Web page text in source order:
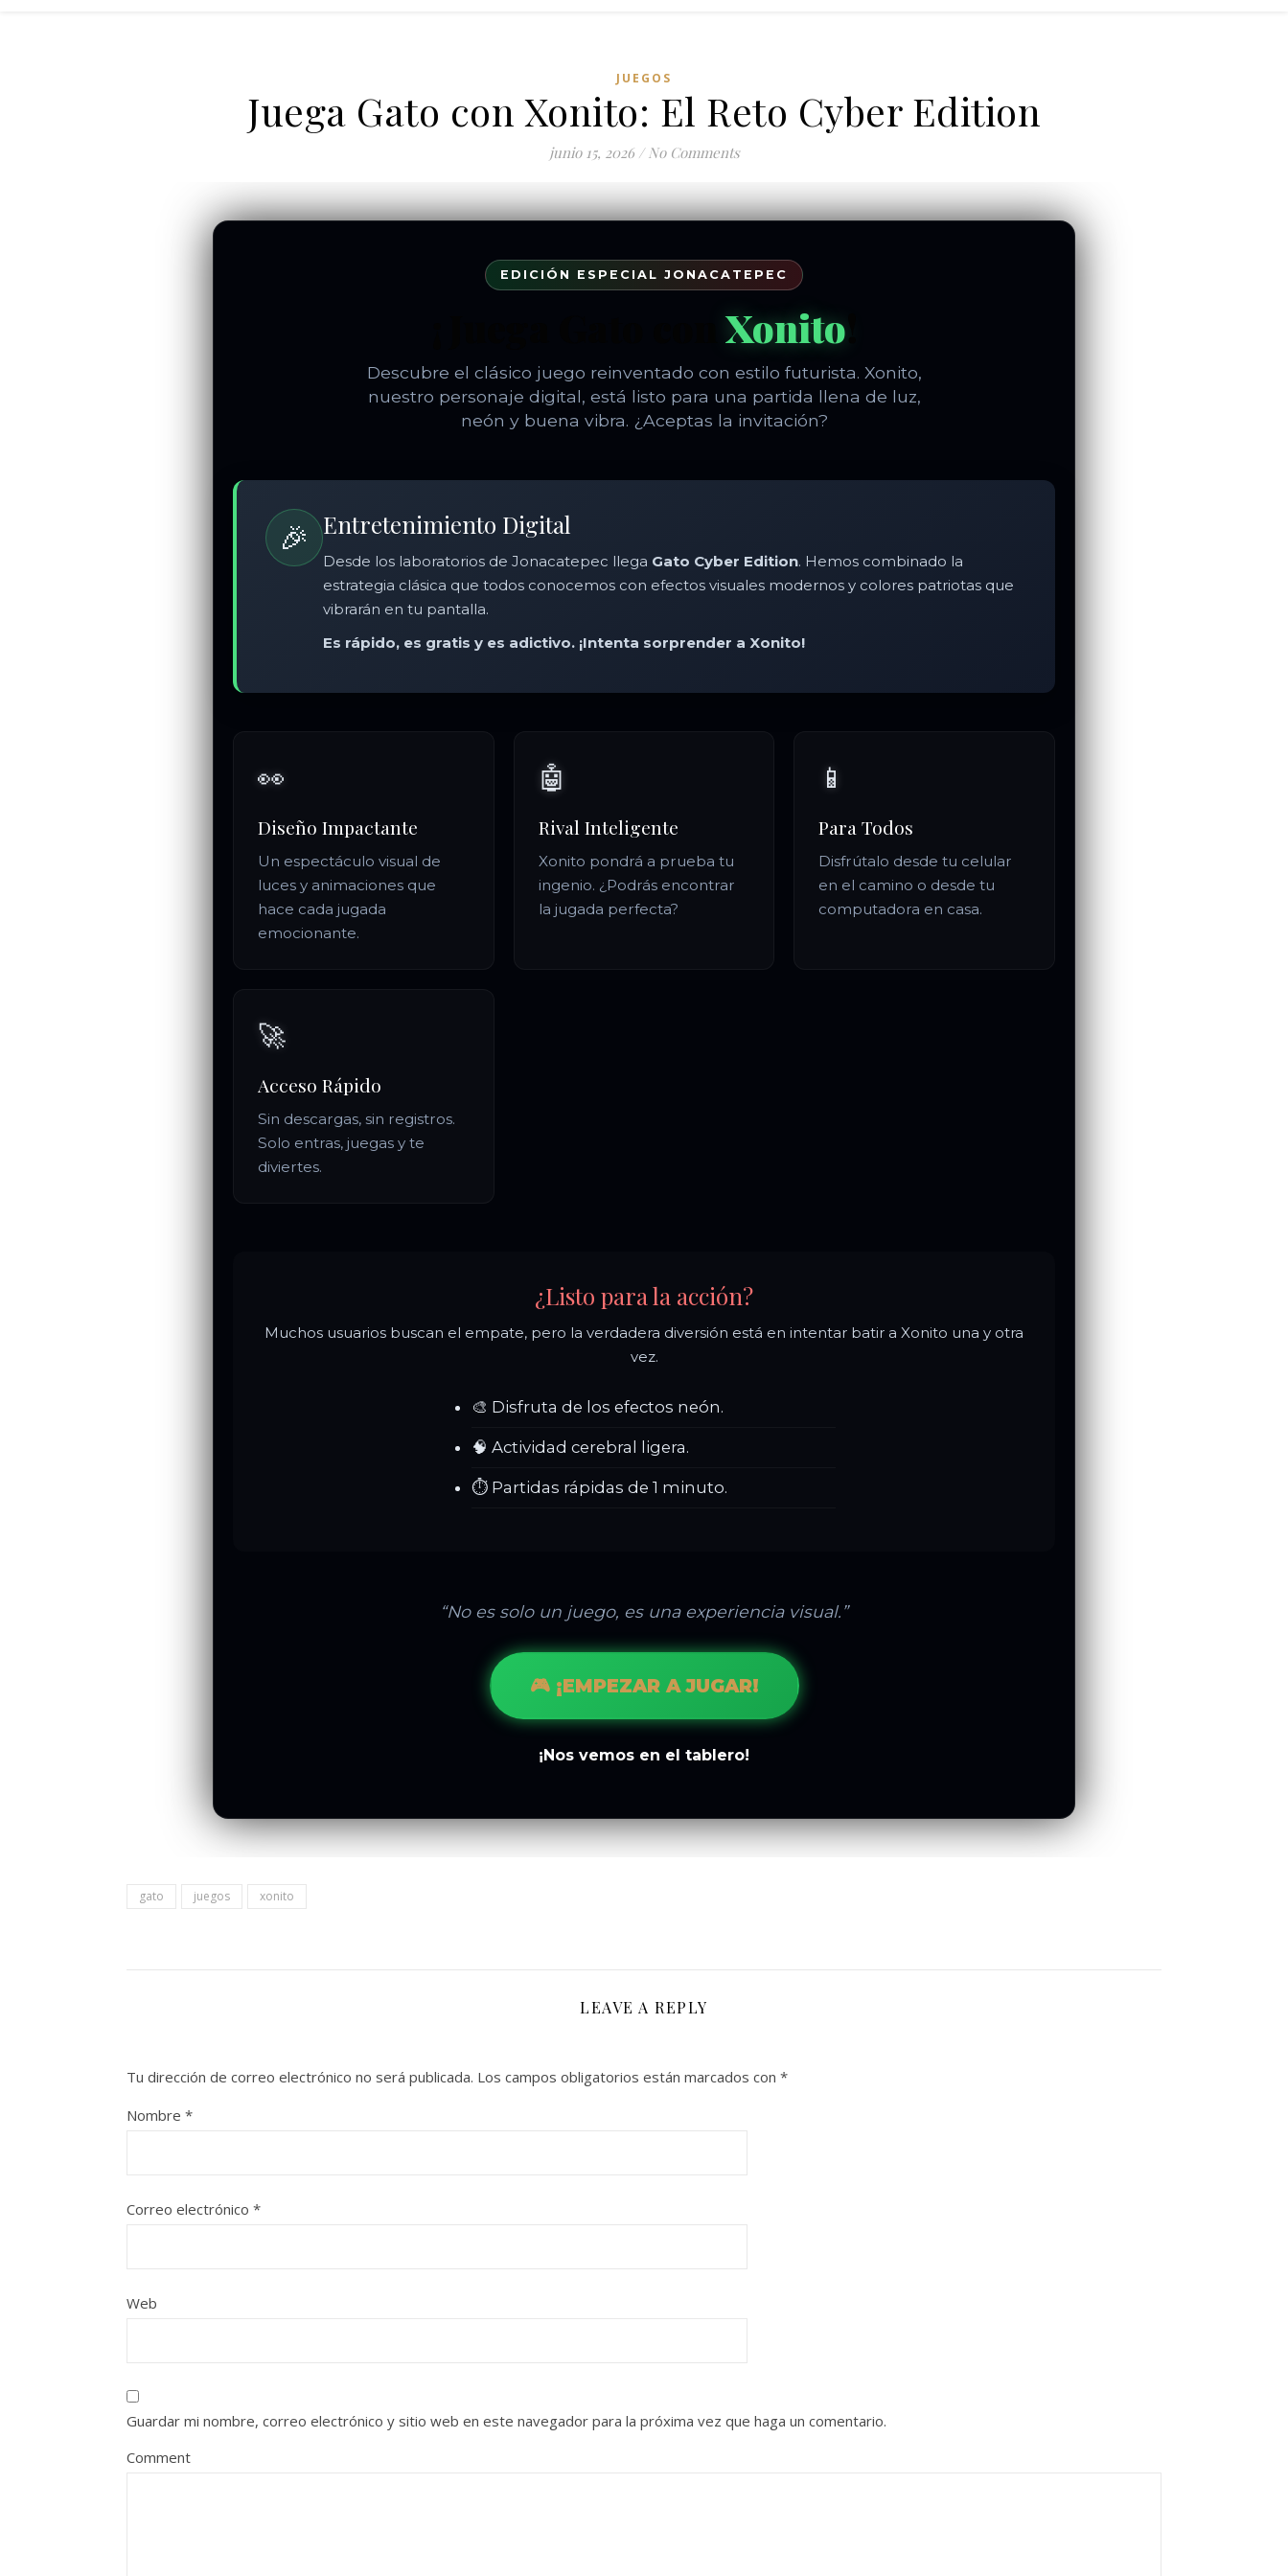
JUEGOS
Juega Gato con Xonito: El Reto Cyber Edition
junio 15, 2026 / No Comments
EDICIÓN ESPECIAL JONACATEPEC
¡Juega Gato conXonito
Descubre el clásico juego reinventado con estilo futurista. Xonito,
nuestro personaje digital, está listo para una partida llena de luz,
neón y buena vibra. ¿Aceptas la invitación?
🎉 Entretenimiento Digital
Desde los laboratorios de Jonacatepec llega Gato Cyber Edition. Hemos combinado la
estrategia clásica que todos conocemos con efectos visuales modernos y colores patriotas que
vibrarán en tu pantalla.
Es rápido, es gratis y es adictivo. ¡Intenta sorprender a Xonito!
👀
Diseño Impactante
Un espectáculo visual de
luces y animaciones que
hace cada jugada
emocionante.
🤖
Rival Inteligente
Xonito pondrá a prueba tu
ingenio. ¿Podrás encontrar
la jugada perfecta?
📱
Para Todos
Disfrútalo desde tu celular
en el camino o desde tu
computadora en casa.
🚀
Acceso Rápido
Sin descargas, sin registros.
Solo entras, juegas y te
diviertes.
¿Listo para la acción?
Muchos usuarios buscan el empate, pero la verdadera diversión está en intentar batir a Xonito una y otra
vez.
🎨 Disfruta de los efectos neón.
🧠 Actividad cerebral ligera.
⏱️ Partidas rápidas de 1 minuto.
“No es solo un juego, es una experiencia visual.”
🎮 ¡EMPEZAR A JUGAR!
¡Nos vemos en el tablero!
gato juegos xonito
LEAVE A REPLY
Tu dirección de correo electrónico no será publicada. Los campos obligatorios están marcados con *
Nombre *
Correo electrónico *
Web
Guardar mi nombre, correo electrónico y sitio web en este navegador para la próxima vez que haga un comentario.
Comment